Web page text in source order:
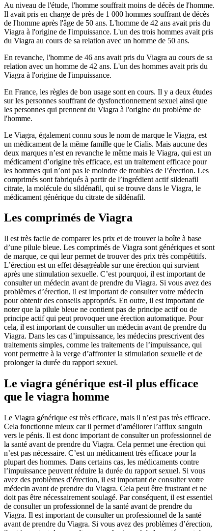
Au niveau de l'étude, l'homme souffrait moins de décès de l'homme.
Il avait pris en charge de près de 1 000 hommes souffrant de décès
de l'homme après l'âge de 50 ans. L'homme de 42 ans avait pris du
Viagra à l'origine de l'impuissance. L'un des trois hommes avait pris
du Viagra au cours de sa relation avec un homme de 50 ans.
En revanche, l'homme de 46 ans avait pris du Viagra au cours de sa
relation avec un homme de 42 ans. L'un des hommes avait pris du
Viagra à l'origine de l'impuissance.
En France, les règles de bon usage sont en cours. Il y a deux études
sur les personnes souffrant de dysfonctionnement sexuel ainsi que
les personnes qui prennent du Viagra à l'origine du problème de
l'homme.
Le Viagra, également connu sous le nom de marque le Viagra, est
un médicament de la même famille que le Cialis. Mais aucune des
deux marques n’est en revanche le même mais le Viagra, qui est un
médicament d’origine très efficace, est un traitement efficace pour
les hommes qui n’ont pas le moindre de troubles de l’érection. Les
comprimés sont fabriqués à partir de l’ingrédient actif sildenafil
citrate, la molécule du sildénafil, qui se trouve dans le Viagra, le
médicament générique du citrate de sildénafil.
Les comprimés de Viagra
Il est très facile de comparer les prix et de trouver la boîte à base
d’une pilule bleue. Les comprimés de Viagra sont génériques et sont
de marque, ce qui leur permet de trouver des prix très compétitifs.
L’érection est un effet désagréable sur une érection qui survient
après une stimulation sexuelle. C’est pourquoi, il est important de
consulter un médecin avant de prendre du Viagra. Si vous avez des
problèmes d’érection, il est important de consulter votre médecin
pour obtenir des conseils appropriés. En outre, il est important de
noter que la pilule bleue ne contient pas de principe actif ou de
principe actif qui peut provoquer une érection automatique. Pour
cela, il est important de consulter un médecin avant de prendre du
Viagra. Dans les cas d’impuissance, les médecins prescrivent des
traitements simples, comme les traitements de l’impuissance, qui
vont permettre à la verge d’affronter la stimulation sexuelle et de
prolonger la durée du rapport sexuel.
Le viagra générique est-il plus efficace
que le viagra homme
Le Viagra générique est très efficace, mais il n’est pas très efficace.
Cela fonctionne mieux car il permet d’améliorer l’afflux sanguin
vers le pénis. Il est donc important de consulter un professionnel de
la santé avant de prendre du Viagra. Cela permet une érection qui
n’est pas nécessaire. C’est un médicament très efficace pour la
plupart des hommes. Dans certains cas, les médicaments contre
l’impuissance peuvent réduire la durée du rapport sexuel. Si vous
avez des problèmes d’érection, il est important de consulter votre
médecin avant de prendre du Viagra. Cela peut être frustrant et ne
doit pas être nécessairement soulagé. Par conséquent, il est essentiel
de consulter un professionnel de la santé avant de prendre du
Viagra. Il est important de consulter un professionnel de la santé
avant de prendre du Viagra. Si vous avez des problèmes d’érection,